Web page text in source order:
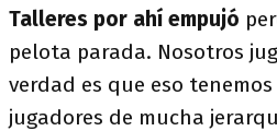
Talleres por ahí empujó
pelota parada. Nosotros
verdad es que eso
jugadores de mucha